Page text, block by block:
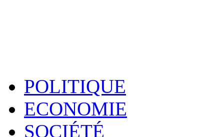
POLITIQUE
ECONOMIE
SOCIÉTÉ